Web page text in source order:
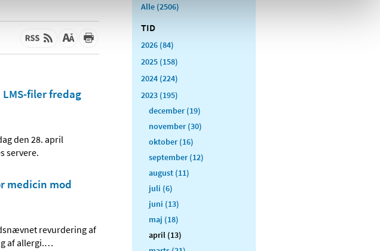
filer fredag
den 28. april
servere.
medicin mod
revurdering af
af allergi.…
Alle (2506)
TID
2026 (84)
2025 (158)
2024 (224)
2023 (195)
december (19)
november (30)
oktober (16)
september (12)
august (11)
juli (6)
juni (13)
maj (18)
april (13)